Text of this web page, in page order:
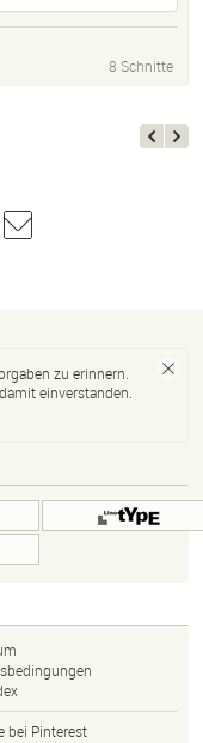
8 Schnitte
zu erinnern.
einverstanden.
bei Pinterest